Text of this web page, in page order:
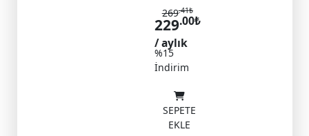
269.41₺
229.00₺
/ aylık
%15
İndirim
SEPETE
EKLE